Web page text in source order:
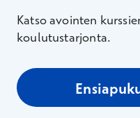
Katso avointen
koulutustarjonta.